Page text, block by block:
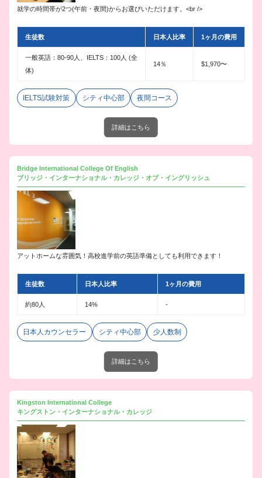
就学の時間帯が2つ(午前・夜間)からお選びいただけます。<br />
生徒数 日本人比率 1ヶ月の費用
一般英語：80-90人、IELTS：100人 (全
体)
14％ $1,970〜
IELTS試験対策 シティ中心部 夜間コース
詳細はこちら
Bridge International College Of English
ブリッジ・インターナショナル・カレッジ・オブ・イングリッシュ
アットホームな雰囲気！高校進学前の英語準備としても利用できます！
生徒数 日本人比率 1ヶ月の費用
約80人 14% -
日本人カウンセラー シティ中心部 少人数制
詳細はこちら
Kingston International College
キングストン・インターナショナル・カレッジ